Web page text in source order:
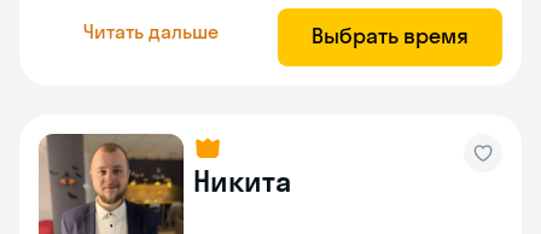
Читать дальше Выбрать время
Никита